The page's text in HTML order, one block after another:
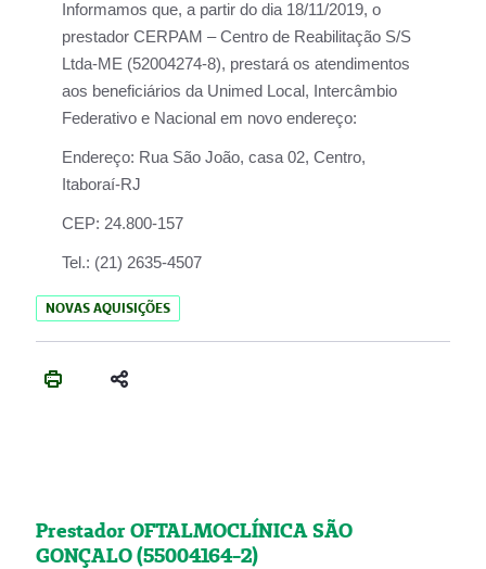
Informamos que, a partir do dia 18/11/2019, o
prestador CERPAM – Centro de Reabilitação S/S
Ltda-ME (52004274-8), prestará os atendimentos
aos beneficiários da Unimed Local, Intercâmbio
Federativo e Nacional em novo endereço:
Endereço: Rua São João, casa 02, Centro,
Itaboraí-RJ
CEP: 24.800-157
Tel.: (21) 2635-4507
NOVAS AQUISIÇÕES
Prestador OFTALMOCLÍNICA SÃO
GONÇALO (55004164-2)